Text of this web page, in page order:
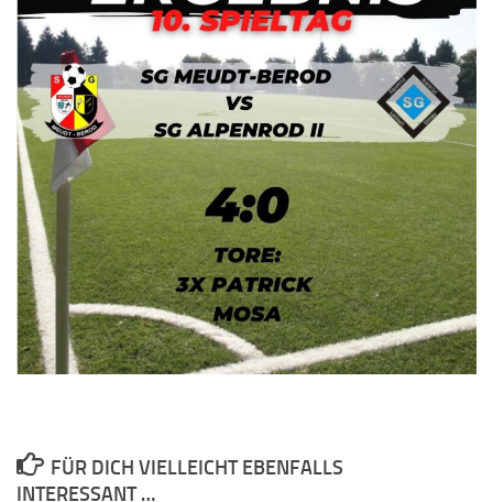
FÜR DICH VIELLEICHT EBENFALLS
INTERESSANT …